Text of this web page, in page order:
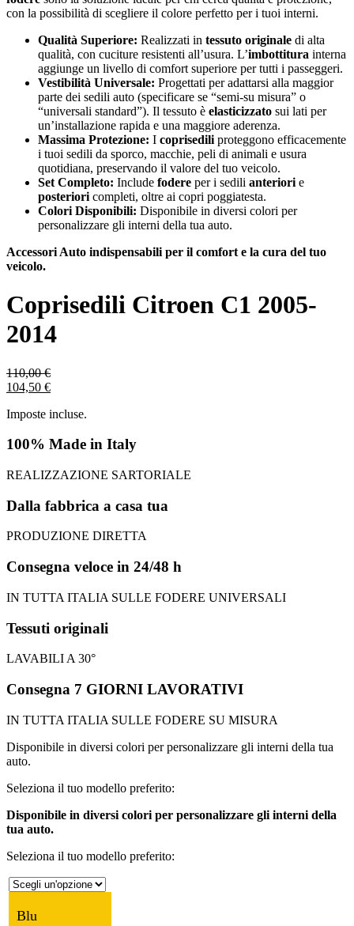
con la possibilità di scegliere il colore perfetto per i tuoi interni.
Qualità Superiore: Realizzati in tessuto originale di alta
qualità, con cuciture resistenti all’usura. L’imbottitura interna
aggiunge un livello di comfort superiore per tutti i passeggeri.
Vestibilità Universale: Progettati per adattarsi alla maggior
parte dei sedili auto (specificare se “semi-su misura” o
“universali standard”). Il tessuto è elasticizzato sui lati per
un’installazione rapida e una maggiore aderenza.
Massima Protezione: I coprisedili proteggono efficacemente
i tuoi sedili da sporco, macchie, peli di animali e usura
quotidiana, preservando il valore del tuo veicolo.
Set Completo: Include fodere per i sedili anteriori e
posteriori completi, oltre ai copri poggiatesta.
Colori Disponibili: Disponibile in diversi colori per
personalizzare gli interni della tua auto.
Accessori Auto indispensabili per il comfort e la cura del tuo
veicolo.
Coprisedili Citroen C1 2005-
2014
110,00€
104,50 €
Imposte incluse.
100% Made in Italy
REALIZZAZIONE SARTORIALE
Dalla fabbrica a casa tua
PRODUZIONE DIRETTA
Consegna veloce in 24/48 h
IN TUTTA ITALIA SULLE FODERE UNIVERSALI
Tessuti originali
LAVABILI A 30°
Consegna 7 GIORNI LAVORATIVI
IN TUTTA ITALIA SULLE FODERE SU MISURA
Disponibile in diversi colori per personalizzare gli interni della tua
auto.
Seleziona il tuo modello preferito:
Disponibile in diversi colori per personalizzare gli interni della
tua auto.
Seleziona il tuo modello preferito:
Blu